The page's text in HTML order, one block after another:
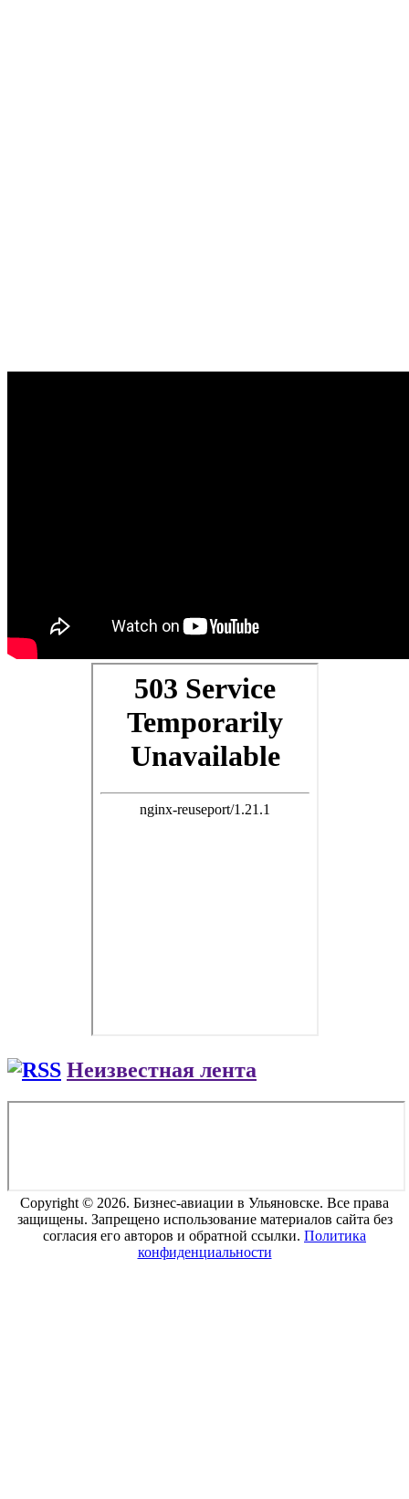
Неизвестная лента
Copyright © 2026. Бизнес-авиации в Ульяновске. Все права
защищены. Запрещено использование материалов сайта без
согласия его авторов и обратной ссылки. Политика
конфиденциальности